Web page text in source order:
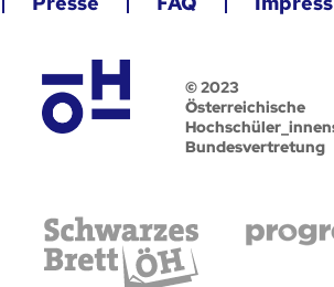
© 2023
Österreichische
Bundesvertretung